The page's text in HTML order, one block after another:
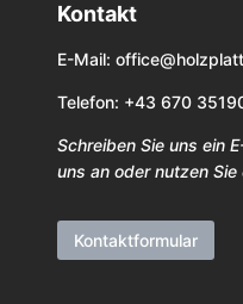
Kontakt
E-Mail:
Telefon: +43 670
Schreiben Sie uns ein
uns an oder nutzen
Kontaktformular